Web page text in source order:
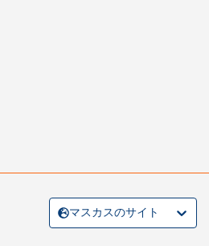
マスカスのサイト